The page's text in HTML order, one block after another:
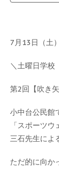
7月13日（土
＼土曜日学校
第2回【吹き矢
小中台公民館
「スポーツ
三石先生によ
ただ的に向か